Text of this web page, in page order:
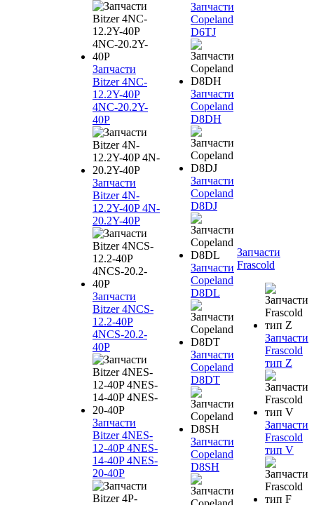
Запчасти
Bitzer 4NC-
12.2Y-40P
4NC-20.2Y-
40P
Запчасти
Bitzer 4N-
12.2Y-40P 4N-
20.2Y-40P
Запчасти
Bitzer 4NCS-
12.2-40P
4NCS-20.2-
40P
Запчасти
Bitzer 4NES-
12-40P 4NES-
14-40P 4NES-
20-40P
Запчасти
Copeland
D6TJ
Запчасти
Copeland
D8DH
Запчасти
Copeland
D8DJ
Запчасти
Copeland
D8DL
Запчасти
Copeland
D8DT
Запчасти
Copeland
D8SH
Запчасти
Frascold
Запчасти
Frascold
тип Z
Запчасти
Frascold
тип V